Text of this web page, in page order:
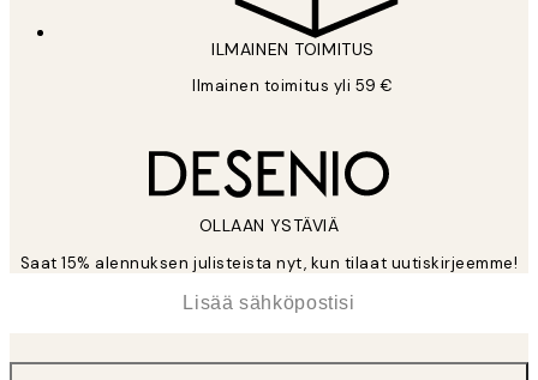
ILMAINEN TOIMITUS
Ilmainen toimitus yli 59 €
OLLAAN YSTÄVIÄ
Saat 15% alennuksen julisteista nyt, kun tilaat uutiskirjeemme!